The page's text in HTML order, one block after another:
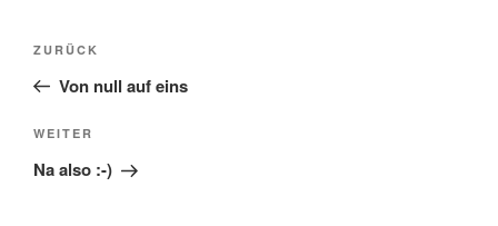
Beitragsnavigation
Vorheriger
Beitrag
ZURÜCK
Von null auf eins
Nächster
Beitrag
WEITER
Na also :-)